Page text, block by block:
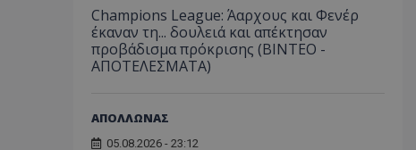
Champions League: Άαρχους και Φενέρ
έκαναν τη... δουλειά και απέκτησαν
προβάδισμα πρόκρισης (ΒΙΝΤΕΟ -
ΑΠΟΤΕΛΕΣΜΑΤΑ)
ΑΠΟΛΛΩΝΑΣ
05.08.2026 - 23:12